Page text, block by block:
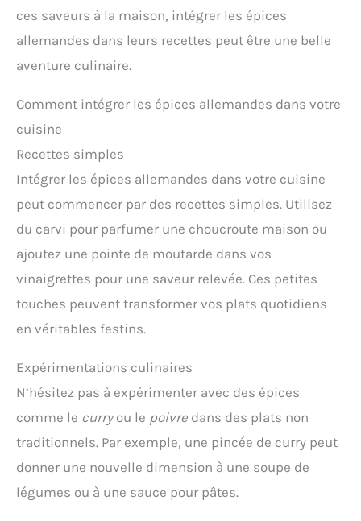
ces saveurs à la maison, intégrer les épices
allemandes dans leurs recettes peut être une belle
aventure culinaire.
Comment intégrer les épices allemandes dans votre
cuisine
Recettes simples
Intégrer les épices allemandes dans votre cuisine
peut commencer par des recettes simples. Utilisez
du carvi pour parfumer une choucroute maison ou
ajoutez une pointe de moutarde dans vos
vinaigrettes pour une saveur relevée. Ces petites
touches peuvent transformer vos plats quotidiens
en véritables festins.
Expérimentations culinaires
N’hésitez pas à expérimenter avec des épices
comme le curryou le poivre dans des plats non
traditionnels. Par exemple, une pincée de curry peut
donner une nouvelle dimension à une soupe de
légumes ou à une sauce pour pâtes.